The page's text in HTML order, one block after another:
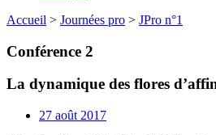
Accueil > Journées pro > JPro n°1
Conférence 2
La dynamique des flores
27 août 2017